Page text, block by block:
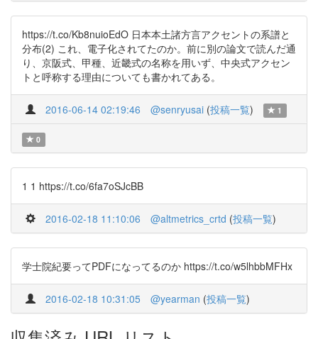
https://t.co/Kb8nuioEdO 日本本土諸方言アクセントの系譜と
分布(2) これ、電子化されてたのか。前に別の論文で読んだ通
り、京阪式、甲種、近畿式の名称を用いず、中央式アクセン
トと呼称する理由についても書かれてある。
2016-06-14 02:19:46 @senryusai (投稿一覧) 1
0
1 1 https://t.co/6fa7oSJcBB
2016-02-18 11:10:06 @altmetrics_crtd (投稿一覧)
学士院紀要ってPDFになってるのか https://t.co/w5lhbbMFHx
2016-02-18 10:31:05 @yearman (投稿一覧)